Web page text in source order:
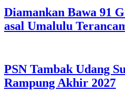
Diamankan Bawa 91
asal Umalulu
PSN Tambak Udang
Rampung Akhir 2027